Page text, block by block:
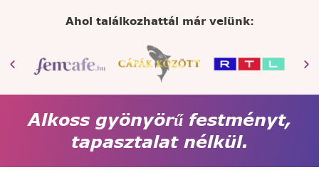
Ahol találkozhattál már velünk:
Alkoss gyönyörű festményt,
tapasztalat nélkül.